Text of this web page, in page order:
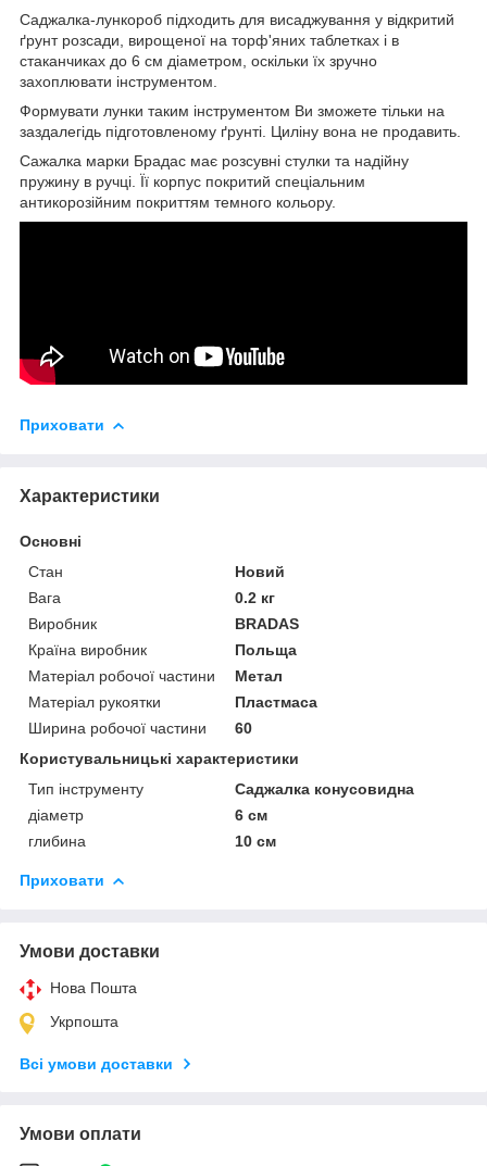
Саджалка-лункороб підходить для висаджування у відкритий
ґрунт розсади, вирощеної на торф'яних таблетках і в
стаканчиках до 6 см діаметром, оскільки їх зручно
захоплювати інструментом.
Формувати лунки таким інструментом Ви зможете тільки на
заздалегідь підготовленому ґрунті. Циліну вона не продавить.
Сажалка марки Брадас має розсувні стулки та надійну
пружину в ручці. Її корпус покритий спеціальним
антикорозійним покриттям темного кольору.
Приховати
Характеристики
Основні
Стан
Новий
Вага
0.2 кг
Виробник
BRADAS
Країна виробник
Польща
Матеріал робочої частини
Метал
Матеріал рукоятки
Пластмаса
Ширина робочої частини
60
Користувальницькі характеристики
Тип інструменту
Саджалка конусовидна
діаметр
6 см
глибина
10 см
Приховати
Умови доставки
Нова Пошта
Укрпошта
Всі умови доставки
Умови оплати